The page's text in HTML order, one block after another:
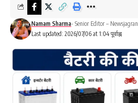
Last updated: 2026/07/06 at 1:04 पूर्वाह्न
Namam Sharma- Senior Editor – Newsjagran